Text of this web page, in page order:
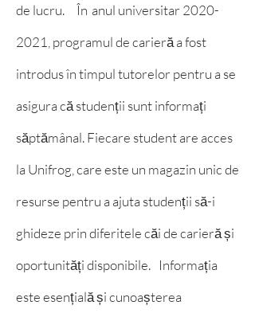
de lucru.
În anul universitar2020-
2021 , programul de carieră a fost
introdus în timpul tutorelor pentru a se
asigura că studenții sunt informați
săptămânal. Fiecare student are acces
la Unifrog, care este un magazin unic de
resurse pentru a ajuta studenții să-i
ghideze prin diferitele căi de carieră și
oportunități disponibile. Informația
este esențială și cunoașterea